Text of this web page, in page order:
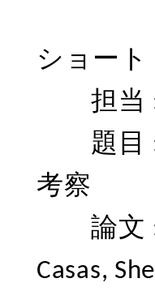
ショー
担当 :
題目 :
考察
論文 :
Casas,